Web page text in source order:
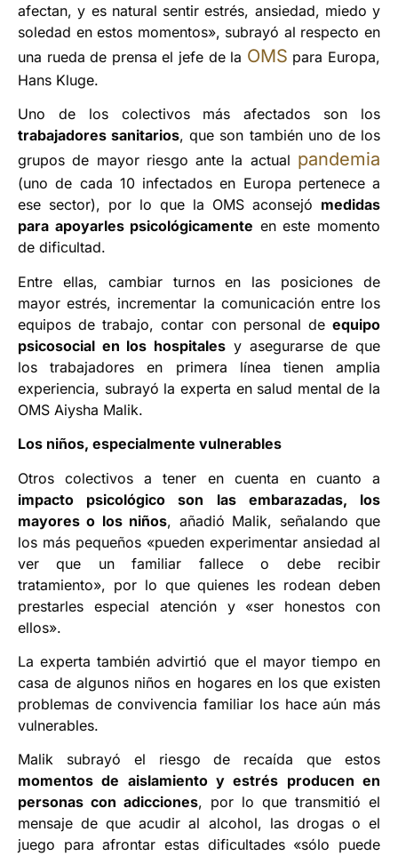
afectan, y es natural sentir estrés, ansiedad, miedo y
soledad en estos momentos», subrayó al respecto en
una rueda de prensa el jefe de la OMS para Europa,
Hans Kluge.
Uno de los colectivos más afectados son los
trabajadores sanitarios, que son también uno de los
grupos de mayor riesgo ante la actual pandemia
(uno de cada 10 infectados en Europa pertenece a
ese sector), por lo que la OMS aconsejó medidas
para apoyarles psicológicamente en este momento
de dificultad.
Entre ellas, cambiar turnos en las posiciones de
mayor estrés, incrementar la comunicación entre los
equipos de trabajo, contar con personal de equipo
psicosocial en los hospitales y asegurarse de que
los trabajadores en primera línea tienen amplia
experiencia, subrayó la experta en salud mental de la
OMS Aiysha Malik.
Los niños, especialmente vulnerables
Otros colectivos a tener en cuenta en cuanto a
impacto psicológico son las embarazadas, los
mayores o los niños, añadió Malik, señalando que
los más pequeños «pueden experimentar ansiedad al
ver que un familiar fallece o debe recibir
tratamiento», por lo que quienes les rodean deben
prestarles especial atención y «ser honestos con
ellos».
La experta también advirtió que el mayor tiempo en
casa de algunos niños en hogares en los que existen
problemas de convivencia familiar los hace aún más
vulnerables.
Malik subrayó el riesgo de recaída que estos
momentos de aislamiento y estrés producen en
personas con adicciones, por lo que transmitió el
mensaje de que acudir al alcohol, las drogas o el
juego para afrontar estas dificultades «sólo puede